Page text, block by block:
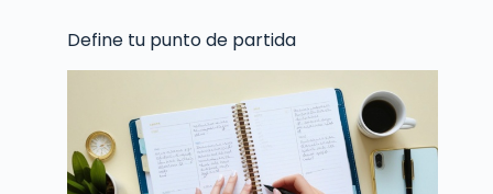
Define tu punto de partida